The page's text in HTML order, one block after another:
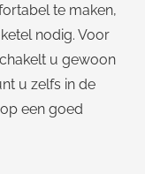
te maken,
nodig. Voor
u gewoon
u zelfs in de
een goed